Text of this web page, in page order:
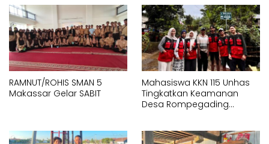
RAMNUT/ROHIS SMAN 5
Makassar Gelar SABIT
Mahasiswa KKN 115 Unhas
Tingkatkan Keamanan
Desa Rompegading
Jalan